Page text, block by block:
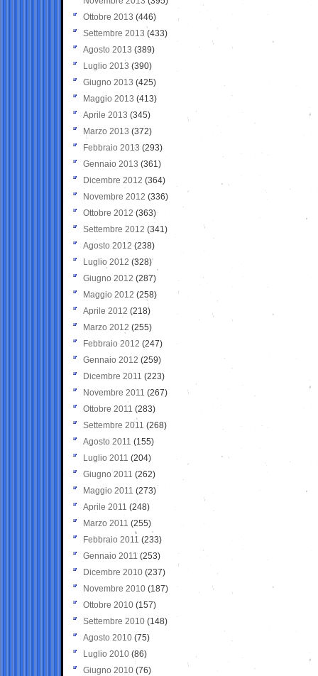
Ottobre 2013 (446)
Settembre 2013 (433)
Agosto 2013 (389)
Luglio 2013 (390)
Giugno 2013 (425)
Maggio 2013 (413)
Aprile 2013 (345)
Marzo 2013 (372)
Febbraio 2013 (293)
Gennaio 2013 (361)
Dicembre 2012 (364)
Novembre 2012 (336)
Ottobre 2012 (363)
Settembre 2012 (341)
Agosto 2012 (238)
Luglio 2012 (328)
Giugno 2012 (287)
Maggio 2012 (258)
Aprile 2012 (218)
Marzo 2012 (255)
Febbraio 2012 (247)
Gennaio 2012 (259)
Dicembre 2011 (223)
Novembre 2011 (267)
Ottobre 2011 (283)
Settembre 2011 (268)
Agosto 2011 (155)
Luglio 2011 (204)
Giugno 2011 (262)
Maggio 2011 (273)
Aprile 2011 (248)
Marzo 2011 (255)
Febbraio 2011 (233)
Gennaio 2011 (253)
Dicembre 2010 (237)
Novembre 2010 (187)
Ottobre 2010 (157)
Settembre 2010 (148)
Agosto 2010 (75)
Luglio 2010 (86)
Giugno 2010 (76)